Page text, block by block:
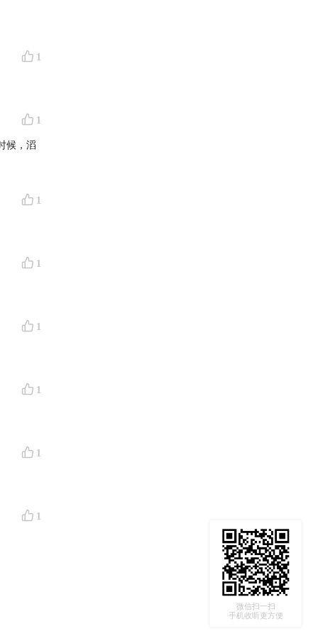
1
1
候，滔
1
1
1
1
1
1
微信扫一扫
手机收听更方便